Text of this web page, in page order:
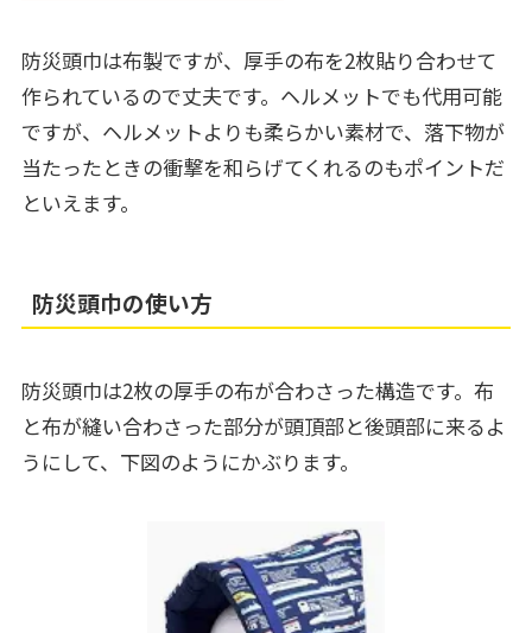
防災頭巾は布製ですが、厚手の布を2枚貼り合わせて
作られているので丈夫です。ヘルメットでも代用可能
ですが、ヘルメットよりも柔らかい素材で、落下物が
当たったときの衝撃を和らげてくれるのもポイントだ
といえます。
防災頭巾の使い方
防災頭巾は2枚の厚手の布が合わさった構造です。布
と布が縫い合わさった部分が頭頂部と後頭部に来るよ
うにして、下図のようにかぶります。